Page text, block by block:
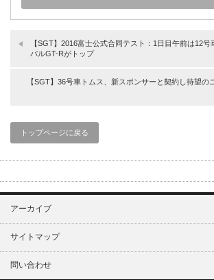
【SGT】2016富士公式合同テスト：1日目午前は12号
パルGT-Rがトップ
【SGT】36号車トムス、新スポンサーと契約し待望の
トップページに戻る
アーカイブ
サイトマップ
問い合わせ